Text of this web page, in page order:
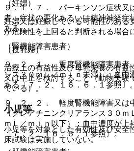
（妊婦）
妊婦又は妊娠している可能性のある
が危険性を上回ると判断される場合
（授乳婦）
治療上の有益性及び母乳栄養の有益
又は中止を検討すること（動物実験
ている）。
小児等
小児等を対象とした有効性及び安全
床試験は実施していない。
９．１．７． パーキンソン症状又
者：症状の悪化あるいは精神神経症
ある。
（腎機能障害患者）
９．２．１． 重度腎機能障害患者
ンス３０ｍＬ／ｍｉｎ未満）：血中
ある〔７．２、１６．６．１参照〕。
９．２．２． 軽度腎機能障害又は
（クレアチニンクリアランス３０ｍ
ｍＬ／ｍｉｎ以下）：血中濃度が上
〔７．２、１６．６．１参照〕。